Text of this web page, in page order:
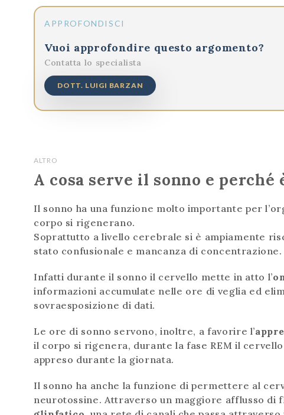
APPROFONDISCI
Vuoi approfondire questo argomento?
Contatta lo specialista
DOTT. LUIGI BARZAN
ALTRO
A cosa serve il sonno e perché
Il sonno ha una funzione molto importante per
corpo si rigenerano.
Soprattutto a livello cerebrale si è ampiamente
stato confusionale e mancanza di concentrazione.
Infatti durante il sonno il cervello mette in atto l’
informazioni accumulate nelle ore di veglia ed
sovraesposizione di dati.
Le ore di sonno servono, inoltre, a favorire l’
il corpo si rigenera, durante la fase REM il
appreso durante la giornata.
Il sonno ha anche la funzione di permettere al
neurotossine. Attraverso un maggiore afflusso di